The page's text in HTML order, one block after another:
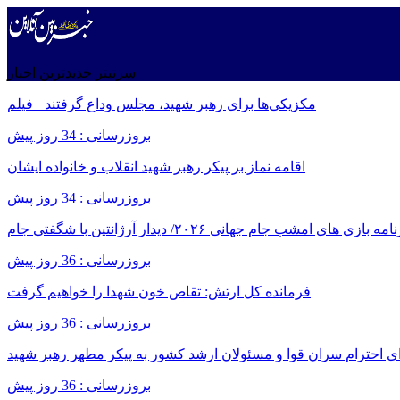
سرتیتر جدیدترین اخبار
مکزیکی‌ها برای رهبر شهید، مجلس وداع گرفتند +فیلم
بروزرسانی : 34 روز پیش
اقامه نماز بر پیکر رهبر شهید انقلاب و خانواده ایشان
بروزرسانی : 34 روز پیش
بازی های امشب جام جهانی ۲۰۲۶/ دیدار آرژانتین با شگفتی جام
بروزرسانی : 36 روز پیش
فرمانده کل ارتش: تقاص خون شهدا را خواهیم گرفت
بروزرسانی : 36 روز پیش
احترام سران قوا و مسئولان ارشد کشور به پیکر مطهر رهبر شهید
بروزرسانی : 36 روز پیش